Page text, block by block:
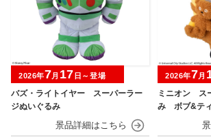
バズ・ライトイヤー スーパーラー
ジぬいぐるみ
2026年7月 17 日～登場
ミニオン ス
み ボブ&テ
2026年7月